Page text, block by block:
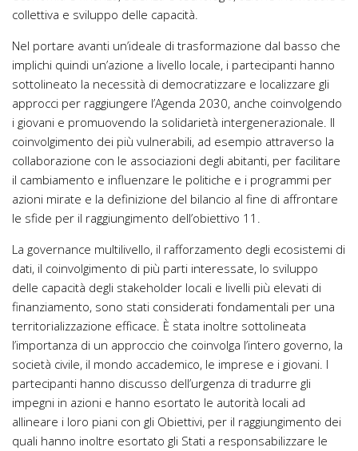
collettiva e sviluppo delle capacità.
Nel portare avanti un’ideale di trasformazione dal basso che
implichi quindi un’azione a livello locale, i partecipanti hanno
sottolineato la necessità di democratizzare e localizzare gli
approcci per raggiungere l’Agenda 2030, anche coinvolgendo
i giovani e promuovendo la solidarietà intergenerazionale. Il
coinvolgimento dei più vulnerabili, ad esempio attraverso la
collaborazione con le associazioni degli abitanti, per facilitare
il cambiamento e influenzare le politiche e i programmi per
azioni mirate e la definizione del bilancio al fine di affrontare
le sfide per il raggiungimento dell’obiettivo 11.
La governance multilivello, il rafforzamento degli ecosistemi di
dati, il coinvolgimento di più parti interessate, lo sviluppo
delle capacità degli stakeholder locali e livelli più elevati di
finanziamento, sono stati considerati fondamentali per una
territorializzazione efficace. È stata inoltre sottolineata
l’importanza di un approccio che coinvolga l’intero governo, la
società civile, il mondo accademico, le imprese e i giovani. I
partecipanti hanno discusso dell’urgenza di tradurre gli
impegni in azioni e hanno esortato le autorità locali ad
allineare i loro piani con gli Obiettivi, per il raggiungimento dei
quali hanno inoltre esortato gli Stati a responsabilizzare le